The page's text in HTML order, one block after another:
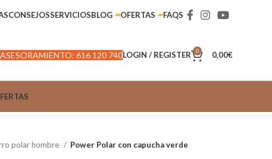
CONSEJOSSERVICIOSBLOG OFERTAS FAQS
ASESORAMIENTO: 616 120 740LOGIN / REGISTER 0 0,00€
polar hombre Power Polar con capucha verde